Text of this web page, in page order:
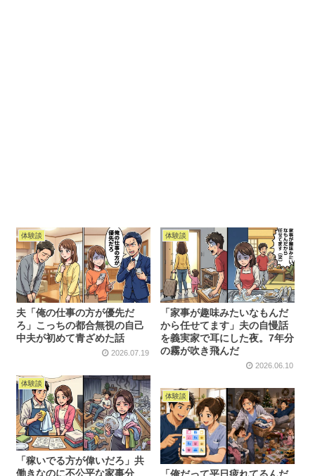
体験談
夫「俺の仕事の方が優先だ
ろ」こっちの都合無視の自己
中夫が初めて青ざめた話
2026.07.19
体験談
「家事が趣味みたいなもんだ
から任せてます」夫の自慢話
を義実家で耳にした夜。7年分
の霧が吹き飛んだ
2026.06.10
体験談
「稼いでる方が偉いだろ」共
働きなのに不公平な家事分
体験談